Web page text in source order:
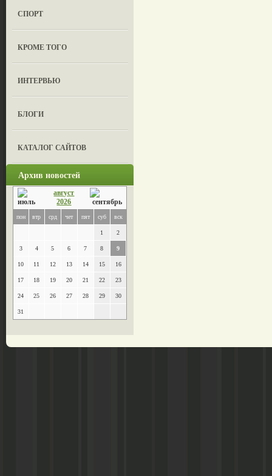
СПОРТ
КРОМЕ ТОГО
ИНТЕРВЬЮ
БЛОГИ
КАТАЛОГ САЙТОВ
Архив новостей
август
2026
пон втр срд чет пят суб вск
1 2
3 4 5 6 7 8 9
10 11 12 13 14 15 16
17 18 19 20 21 22 23
24 25 26 27 28 29 30
31